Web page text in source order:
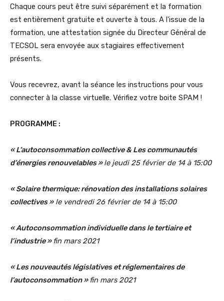
Chaque cours peut être suivi séparément et la formation
est entièrement gratuite et ouverte à tous. A l'issue de la
formation, une attestation signée du Directeur Général de
TECSOL sera envoyée aux stagiaires effectivement
présents.
Vous recevrez, avant la séance les instructions pour vous
connecter à la classe virtuelle. Vérifiez votre boite SPAM !
PROGRAMME :
« L’autoconsommation collective & Les communautés
d’énergies renouvelables »le jeudi 25 février de 14 à 15:00
« Solaire thermique: rénovation des installations solaires
collectives »le vendredi 26 février de 14 à 15:00
« Autoconsommation individuelle dans le tertiaire et
l’industrie » fin mars 2021
« Les nouveautés législatives et réglementaires de
l’autoconsommation » fin mars 2021